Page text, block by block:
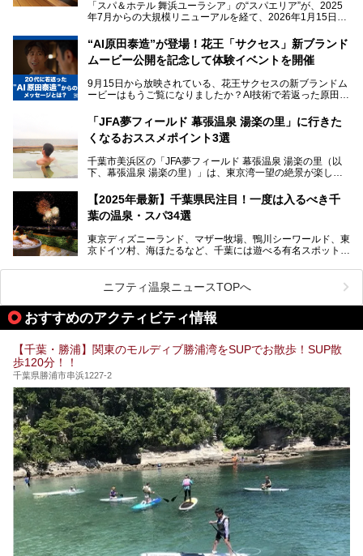
の目的に合った施設がきっと見つかるはずです。
さらに最近では、24時間営業で深夜まで滞在できる施設
や、テレワーク・コワーキングスペースを備えた仕事もでき
るスパも増えており、ただの入浴施設にとどまらない進化を
本記事では、人気スーパー銭湯から絶景施設、コワーキング
スペースや休憩スペースが充実した施設、子連れファミリー
向けの施設など、目的に合わせたおすすめの施設を紹介しま
す。
ださい。
「スパ＆ホテル 舞浜ユーラシア」の“スパエリア”が、2025
年7月からの大規模リニューアルを経て、2026年1月15日
新設エリアや生まれ変わった浴場・サウナの魅力を、人気キ
ャラクター「ユーラシわん」と一緒にご紹介します。必見の
───
提供元：SPA＆HOTEL舞浜ユーラシア【PR】
です。
“AI原田泰造”が登場！花王「サクセス」新ブランド
ムービー公開を記念して体験イベントを開催
9月15日から放映されている、花王サクセスの新ブランドム
ービーはもうご覧になりましたか？AI技術で若返った原田泰
伝えるムービーです。公開を記念して、スパメッツァおおた
か竜泉寺の湯にて体験イベントを開催。花王サクセスの製品
が無料で試せるチャンスです！
提供元：花王株式会社【PR】
この記事は花王株式会社商品のPRレポート記事です。
「JFA夢フィールド 幕張温泉 湯楽の里」に行きた
くなるおススメポイント3選
千葉市美浜区の「JFA夢フィールド 幕張温泉 湯楽の里（以
下、幕張温泉 湯楽の里）」は、東京湾一望の絶景が楽しめ
設備も天然温泉の露天風呂、サウナ、岩盤浴のほか、高濃度
炭酸泉、海の見えるお休み処や食事処、展望抜群の屋上ま
で、年代を問わずたっぷり楽しめます。
今回は人気のこの施設の中でも、特におススメしたい3つの
ポイントについて厳選してお届けします。読めばきっと、行
【2025年最新】千葉県民注目！一度は入るべき千
葉の温泉・スパ34選
東京ディズニーランド、マザー牧場、鴨川シーワールド、東
京ドイツ村、海ほたるなど、千葉には遊べる有名スポットが
県で生まれ、千葉県で育ち、つい最近まで千葉在住だった私
がお勧めする、一度は入るべき千葉の温泉・スパ34選をま
とめました。
ニフティ温泉ニュースTOPへ
おすすめのアクティビティ情報
【千葉・勝浦】関東のモルディブ勝浦湾をSUPでお散歩！SUP散
歩120分！！
千葉県勝浦市串浜1227-2